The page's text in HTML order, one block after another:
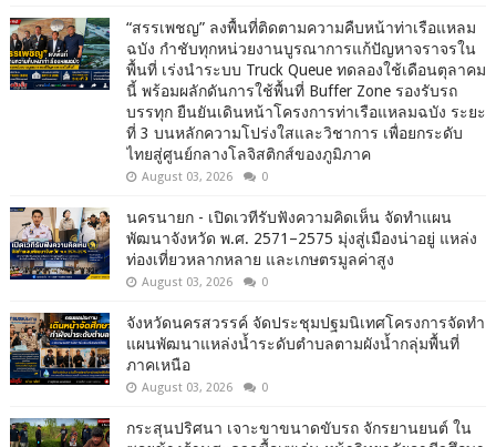
“สรรเพชญ” ลงพื้นที่ติดตามความคืบหน้าท่าเรือแหลม
ฉบัง กำชับทุกหน่วยงานบูรณาการแก้ปัญหาจราจรใน
พื้นที่ เร่งนำระบบ Truck Queue ทดลองใช้เดือนตุลาคม
นี้ พร้อมผลักดันการใช้พื้นที่ Buffer Zone รองรับรถ
บรรทุก ยืนยันเดินหน้าโครงการท่าเรือแหลมฉบัง ระยะ
ที่ 3 บนหลักความโปร่งใสและวิชาการ เพื่อยกระดับ
ไทยสู่ศูนย์กลางโลจิสติกส์ของภูมิภาค
August 03, 2026 0
นครนายก - เปิดเวทีรับฟังความคิดเห็น จัดทำแผน
พัฒนาจังหวัด พ.ศ. 2571–2575 มุ่งสู่เมืองน่าอยู่ แหล่ง
ท่องเที่ยวหลากหลาย และเกษตรมูลค่าสูง
August 03, 2026 0
จังหวัดนครสวรรค์ จัดประชุมปฐมนิเทศโครงการจัดทำ
แผนพัฒนาแหล่งน้ำระดับตำบลตามผังน้ำกลุ่มพื้นที่
ภาคเหนือ
August 03, 2026 0
กระสุนปริศนา เจาะขาขนาดขับรถ จักรยานยนต์ ใน